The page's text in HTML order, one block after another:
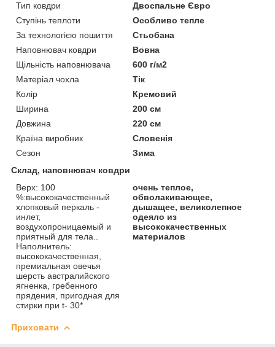
Тип ковдри
Двоспальне Євро
Ступінь теплоти
Особливо тепле
За технологією пошиття
Стьобана
Наповнювач ковдри
Вовна
Щільність наповнювача
600 г/м2
Матеріал чохла
Тік
Колір
Кремовий
Ширина
200 см
Довжина
220 см
Країна виробник
Словенія
Сезон
Зима
Склад, наповнювач ковдри
Верх: 100
%:высококачественный
хлопковый перкаль -
инлет,
воздухопроницаемый и
приятный для тела..
Наполнитель:
высококачественная,
премиальная овечья
шерсть австралийского
ягненка, гребенного
прядения, пригодная для
стирки при t- 30*
очень теплое,
обволакивающее,
дышащее, великолепное
одеяло из
высококачественных
материалов
Приховати